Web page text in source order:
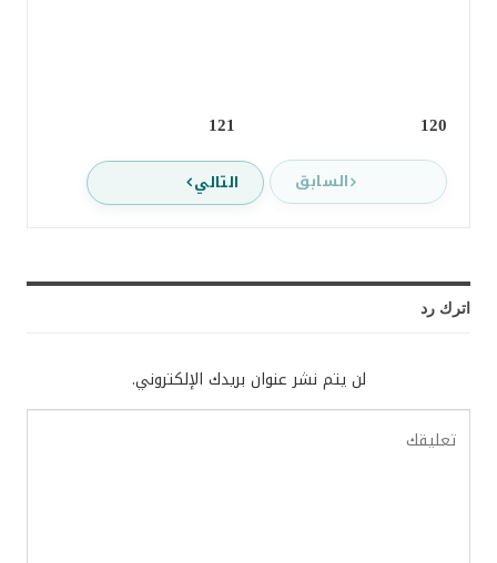
120
121
السابق التالي
اترك رد
لن يتم نشر عنوان بريدك الإلكتروني.